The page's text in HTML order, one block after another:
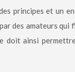
principes et un
des amateurs
doit ainsi